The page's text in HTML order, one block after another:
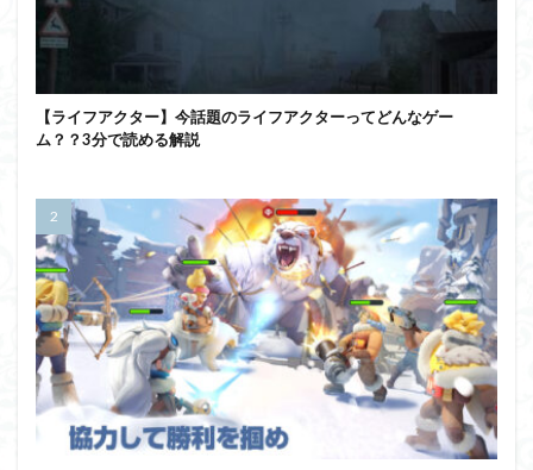
【ライフアクター】今話題のライフアクターってどんなゲー
ム？？3分で読める解説